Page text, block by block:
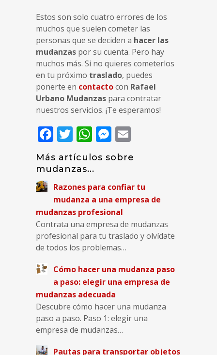
Estos son solo cuatro errores de los
muchos que suelen cometer las
personas que se deciden a hacer las
mudanzas por su cuenta. Pero hay
muchos más. Si no quieres cometerlos
en tu próximo traslado, puedes
ponerte en contactocon Rafael
Urbano Mudanzas para contratar
nuestros servicios. ¡Te esperamos!
Facebook
Twitter
WhatsApp
Messenger
Más artículos sobre
mudanzas...
Razones para confiar tu
mudanza a una empresa de
mudanzas profesional
Contrata una empresa de mudanzas
profesional para tu traslado y olvídate
de todos los problemas…
Cómo hacer una mudanza paso
a paso: elegir una empresa de
mudanzas adecuada
Descubre cómo hacer una mudanza
paso a paso. Paso 1: elegir una
empresa de mudanzas…
Pautas para transportar objetos